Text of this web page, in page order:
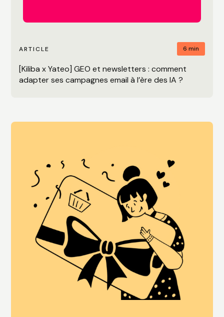
ARTICLE 6 min
[Kiliba x Yateo] GEO et newsletters : comment
adapter ses campagnes email à l’ère des IA ?